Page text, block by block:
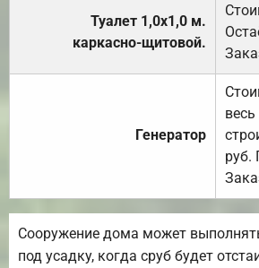
Туалет 1,0х1,0 м.
каркасно-щитовой.
Генератор
руб.
Сооружение дома может
под усадку, когда сруб будет